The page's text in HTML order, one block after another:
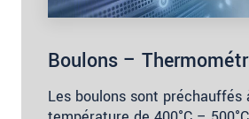
Boulons –
Les boulons sont préchauffés